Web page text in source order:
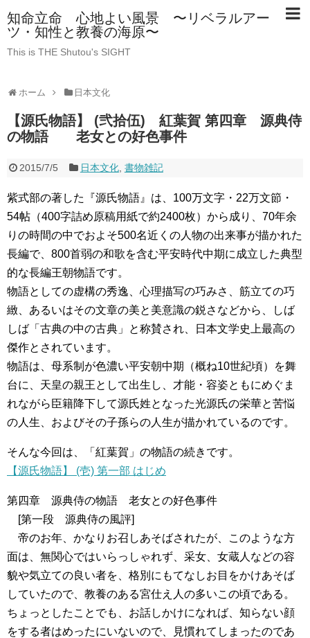
知命立命 心地よい風景 〜リベラルアー
ツ・知性と教養の海原〜
This is THE Shutou's SIGHT
ホーム 日本文化
【源氏物語】 (弐拾伍) 紅葉賀 第四章 源典侍
の物語 老女との好色事件
2015/7/5 日本文化, 書物雑記
紫式部の著した『源氏物語』は、100万文字・22万文節・
54帖（400字詰め原稿用紙で約2400枚）から成り、70年余
りの時間の中でおよそ500名近くの人物の出来事が描かれた
長編で、800首弱の和歌を含む平安時代中期に成立した典型
的な長編王朝物語です。
物語としての虚構の秀逸、心理描写の巧みさ、筋立ての巧
緻、あるいはその文章の美と美意識の鋭さなどから、しば
しば「古典の中の古典」と称賛され、日本文学史上最高の
傑作とされています。
物語は、母系制が色濃い平安朝中期（概ね10世紀頃）を舞
台に、天皇の親王として出生し、才能・容姿ともにめぐま
れながら臣籍降下して源氏姓となった光源氏の栄華と苦悩
の人生、およびその子孫らの人生が描かれているのです。
そんな今回は、「紅葉賀」の物語の続きです。
【源氏物語】 (壱) 第一部 はじめ
第四章 源典侍の物語 老女との好色事件
[第一段 源典侍の風評]
帝のお年、かなりお召しあそばされたが、このような方
面は、無関心ではいらっしゃれず、采女、女蔵人などの容
貌や気立ての良い者を、格別にもてなしお目をかけあそば
していたので、教養のある宮仕え人の多いこの頃である。
ちょっとしたことでも、お話しかけになれば、知らない顔
をする者はめったにいないので、見慣れてしまったのであ